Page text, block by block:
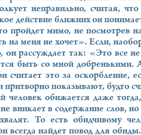
неправильно, считая,
действие ближних он
пройдет мимо, не посмотрев
на меня не хочет». Если,
он рассуждает так: «Это все
быть со мной
считает это за оскорбление,
притворно показывают, будто
человек обижается даже
вникает в содержание слов,
То есть обидчивому
всегда найдет повод для